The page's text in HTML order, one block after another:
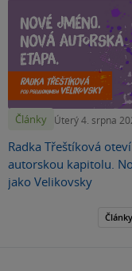
Články Úterý 4. srpna
Radka Třeštíková
autorskou kapitolu.
jako Velikovsky